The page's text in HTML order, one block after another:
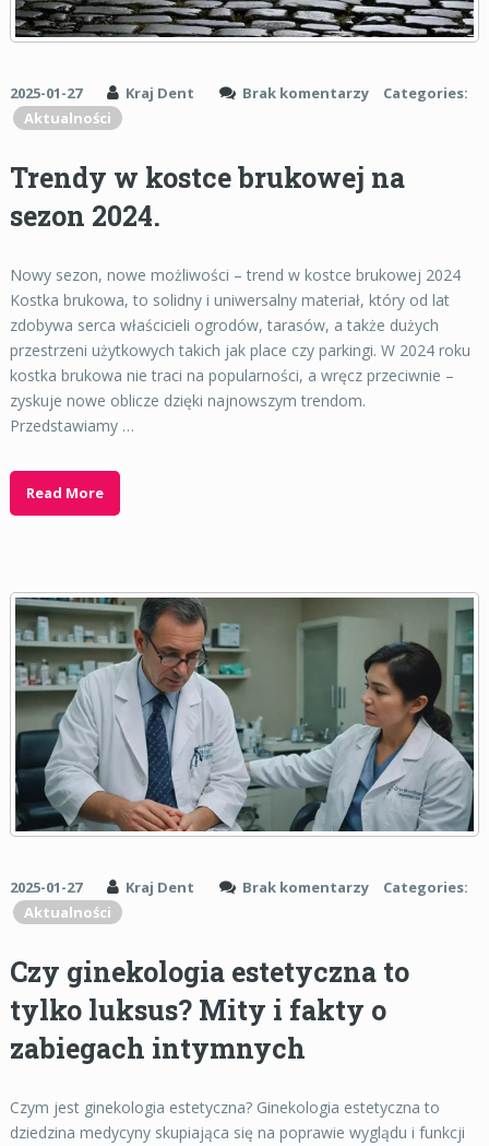
2025-01-27 Kraj Dent Brak komentarzy
Categories:
Aktualności
Trendy w kostce brukowej na
sezon 2024.
Nowy sezon, nowe możliwości – trend w kostce brukowej 2024
Kostka brukowa, to solidny i uniwersalny materiał, który od lat
zdobywa serca właścicieli ogrodów, tarasów, a także dużych
przestrzeni użytkowych takich jak place czy parkingi. W 2024 roku
kostka brukowa nie traci na popularności, a wręcz przeciwnie –
zyskuje nowe oblicze dzięki najnowszym trendom.
Przedstawiamy …
Read More
2025-01-27 Kraj Dent Brak komentarzy
Categories:
Aktualności
Czy ginekologia estetyczna to
tylko luksus? Mity i fakty o
zabiegach intymnych
Czym jest ginekologia estetyczna? Ginekologia estetyczna to
dziedzina medycyny skupiająca się na poprawie wyglądu i funkcji